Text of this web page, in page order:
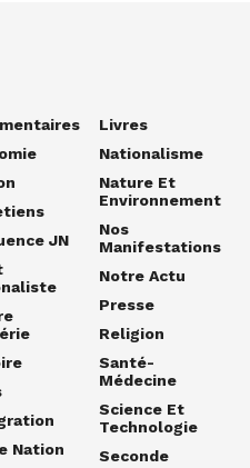
JN
Nation
Livres
Nationalisme
Nature Et
Environnement
Nos
Manifestations
Notre Actu
Presse
Religion
Santé-
Médecine
Science Et
Technologie
Seconde